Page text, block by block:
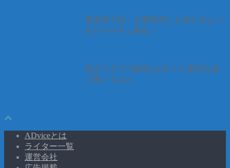
電通鬼十則 – 企業研究にも使えるよう
分かりやすく解説 ！
就活でボブの髪型はOK？人事担当者
に聞いてみた
ADviceとは
ライター一覧
運営会社